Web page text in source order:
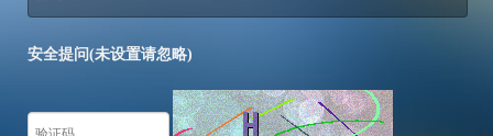
安全提问(未设置请忽略)